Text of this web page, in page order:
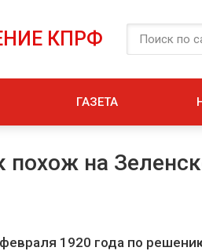
КПРФ
ГАЗЕТА
похож на
1920 года по